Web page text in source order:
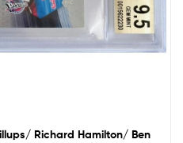
Richard Hamilton/ Ben